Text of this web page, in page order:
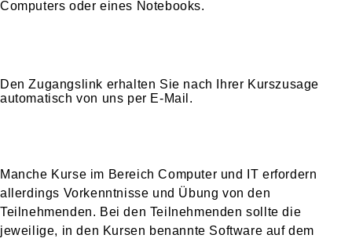
Computers oder eines Notebooks.
Den Zugangslink erhalten Sie nach Ihrer Kurszusage
automatisch von uns per E-Mail.
Manche Kurse im Bereich Computer und IT erfordern
allerdings Vorkenntnisse und Übung von den
Teilnehmenden. Bei den Teilnehmenden sollte die
jeweilige, in den Kursen benannte Software auf dem